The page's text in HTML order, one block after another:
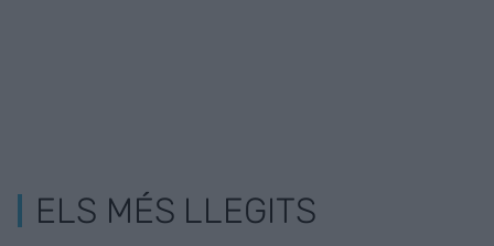
ELS MÉS LLEGITS